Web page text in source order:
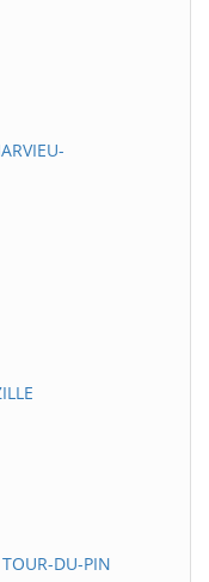
DU-PIN